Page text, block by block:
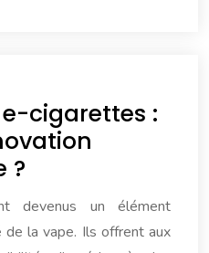
cigarettes :
?
devenus un élément
de la vape. Ils offrent aux